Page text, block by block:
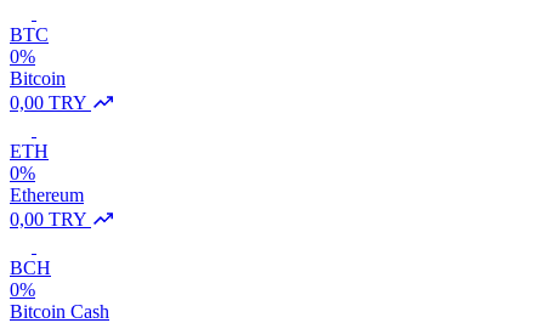
BTC
0%
Bitcoin
0,00 TRY
ETH
0%
Ethereum
0,00 TRY
BCH
0%
Bitcoin Cash